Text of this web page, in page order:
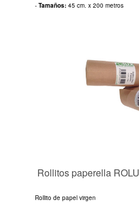
- Tamaños: 45 cm. x 200 metros
Rollitos paperella
Rollito de papel virgen